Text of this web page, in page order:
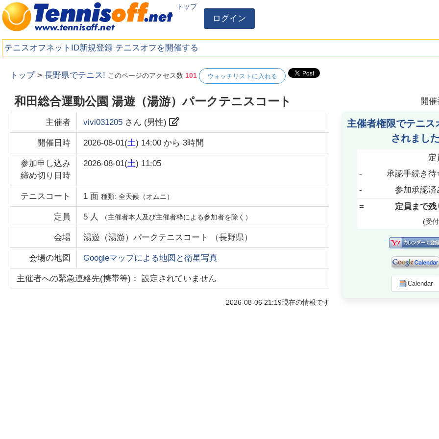
トップ
ログイン
テニスオフネットID新規登録 テニスオフを開催する
トップ >長野県でテニス! このページのアクセス数 101 ウォッチリストに入れる
和田総合運動公園 湯遊（湯游）パークテニスコート 開
主催者 vivi031205 さん (男性)
開催日時 2026-08-01(土) 14:00 から3時間
参加申し込み
締め切り日時
2026-08-01(土) 11:05
テニスコート 1 面種類:全天候（オムニ）
定員 5 人 （主催者本人及び主催者枠による参加者を除く）
会場 湯遊（湯游）パークテニスコート （長野県）
会場の地図 Googleマップによる地図と衛星写真
主催者への緊急連絡先(携帯等)： 設定されていません
2026-08-06 21:19現在の情報です
主催者権限でテニス
されました
定
-
承認手続き待
-
参加承認済
=
定員まで残
(受
iCalendar